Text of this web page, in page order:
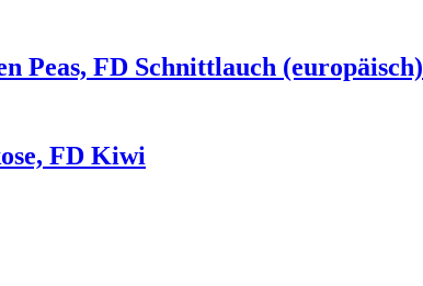
Peas, FD Schnittlauch (europäisch)
FD Kiwi